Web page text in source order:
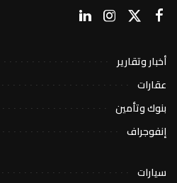
أخبار وتقارير
عقارات
بنوك وتأمين
إنفوجراف
سيارات